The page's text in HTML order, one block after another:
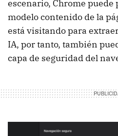
escenario, Chrome
modelo contenido de la
está visitando para
IA, por tanto, también
capa de seguridad del